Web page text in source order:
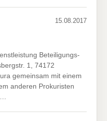
15.08.2017
Beteiligungs-
1, 74172
gemeinsam mit einem
anderen Prokuristen